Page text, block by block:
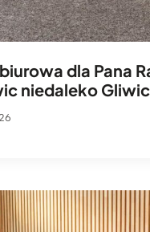
dla Pana
niedaleko Gliwic